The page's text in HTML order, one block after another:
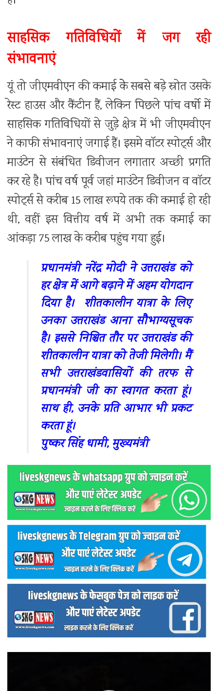
साहसिक गतिविधियों में जग रही
संभावनाएं
यूं तो जीएमवीएन की कमाई केे सबसे बडे़ स्रोत उसके
रेस्ट हाउस और कैंटीन हैं, लेकिन पिछले पांच वर्षो में
साहसिक गतिविधियों से जुडे़ क्षेत्र में भी जीएमवीएन
ने काफी संभावनाएं जगाई हैं। इसमे वाॅटर स्पोर्ट्स और
माउंटेन से संबंधित डिवीजन लगातार अच्छी प्रगति
कर रहे है। पांच वर्ष पूर्व जहां माउंटेन डिवीजन व वाॅटर
स्पोर्ट्स से करीब 15 लाख रूपये तक की कमाई हो रही
थी, वहीं इस वित्तीय वर्ष में अभी तक कमाई का
आंकड़ा 75 लाख के करीब पहुंच गया हुई।
प्रधानमंत्री नरेंद्र मोदी ने उत्तराखंड को
हर क्षेत्र में आगे बढ़ाने में अहम योगदान
दिया है। शीतकालीन यात्रा के लिए
उनका उत्तराखंड आना सौभाग्यसूचक
है। इससे निश्चित तौर पर उत्तराखंड की
शीतकालीन यात्रा को तेजी मिलेगी। मैं
सभी उत्तराखंडवासियों की तरफ से
प्रधानमंत्री जी का स्वागत करता हूं।
साथ ही, उनके प्रति आभार भी प्रकट
करता हूं।
पुष्कर सिंह धामी, मुख्यमंत्री